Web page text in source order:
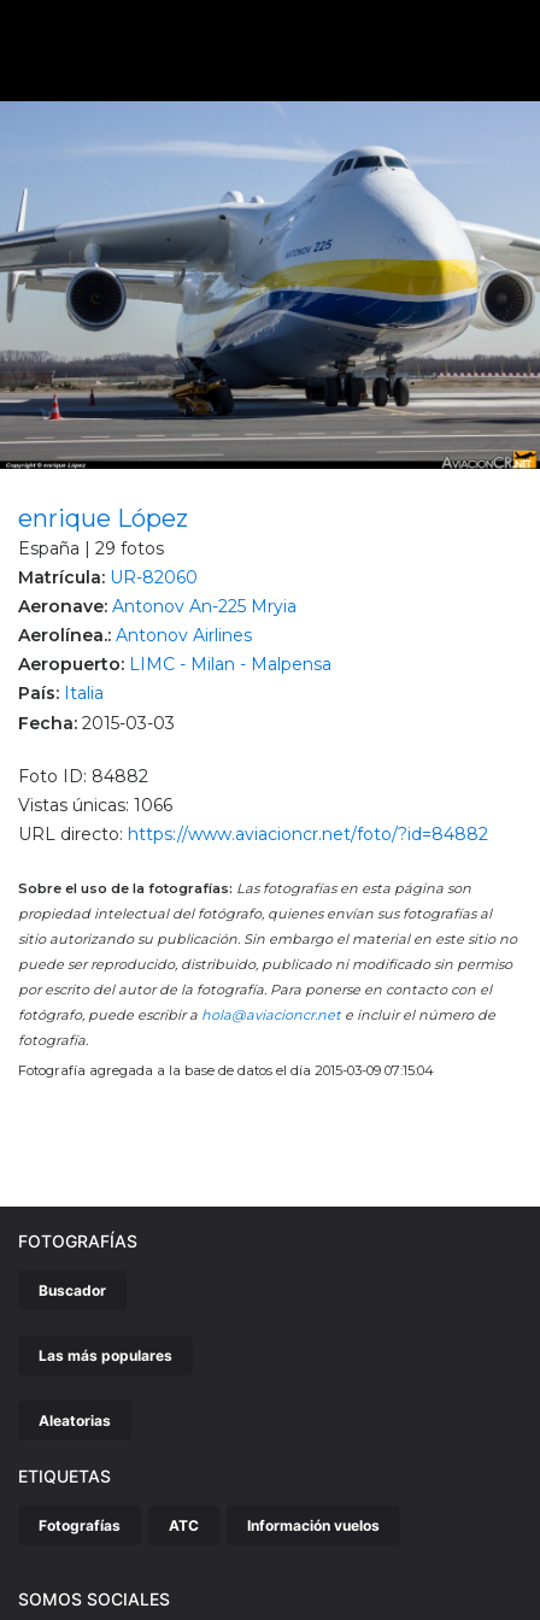
enrique López
España | 29 fotos
Matrícula: UR-82060
Aeronave: Antonov An-225 Mryia
Aerolínea.: Antonov Airlines
Aeropuerto: LIMC - Milan - Malpensa
País: Italia
Fecha: 2015-03-03
Foto ID: 84882
Vistas únicas: 1066
URL directo: https://www.aviacioncr.net/foto/?id=84882
Sobre el uso de la fotografías: Las fotografías en esta página son
propiedad intelectual del fotógrafo, quienes envían sus fotografías al
sitio autorizando su publicación. Sin embargo el material en este sitio no
puede ser reproducido, distribuido, publicado ni modificado sin permiso
por escrito del autor de la fotografía. Para ponerse en contacto con el
fotógrafo, puede escribir a hola@aviacioncr.nete incluir el número de
fotografía.
Fotografía agregada a la base de datos el día 2015-03-09 07:15:04
FOTOGRAFÍAS
Buscador
Las más populares
Aleatorias
ETIQUETAS
Fotografías ATC Información vuelos
SOMOS SOCIALES